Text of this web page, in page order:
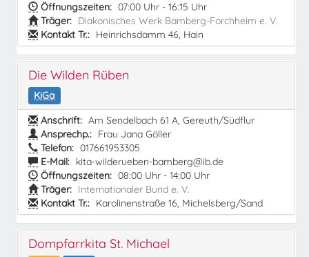
Öffnungszeiten: 07:00 Uhr - 16:15 Uhr
Träger: Diakonisches Werk Bamberg-Forchheim e. V.
Kontakt Tr.: Heinrichsdamm 46, Hain
Die Wilden Rüben
KiGa
Anschrift: Am Sendelbach 61 A, Gereuth/Südflur
Ansprechp.: Frau Jana Göller
Telefon: 017661953305
E-Mail: kita-wilderueben-bamberg@ib.de
Öffnungszeiten: 08:00 Uhr - 14:00 Uhr
Träger: Internationaler Bund e. V.
Kontakt Tr.: Karolinenstraße 16, Michelsberg/Sand
Dompfarrkita St. Michael